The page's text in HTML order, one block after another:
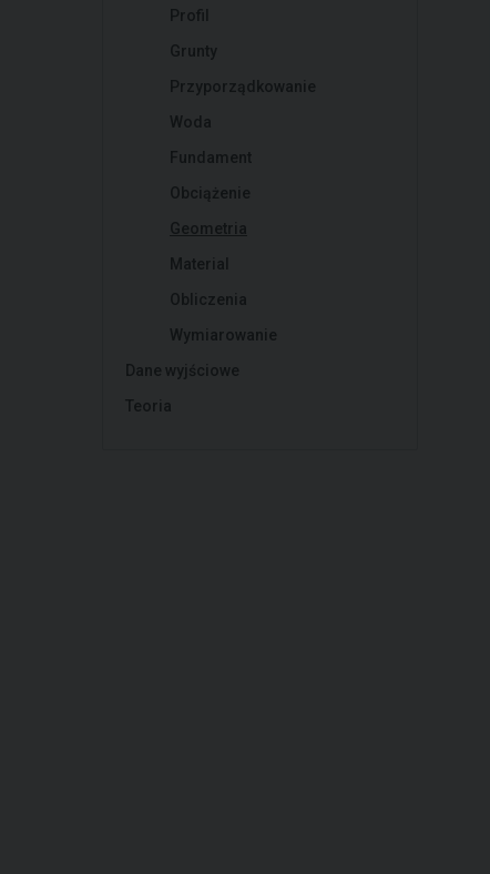
Profil
Grunty
Przyporządkowanie
Woda
Fundament
Obciążenie
Geometria
Material
Obliczenia
Wymiarowanie
Dane wyjściowe
Teoria